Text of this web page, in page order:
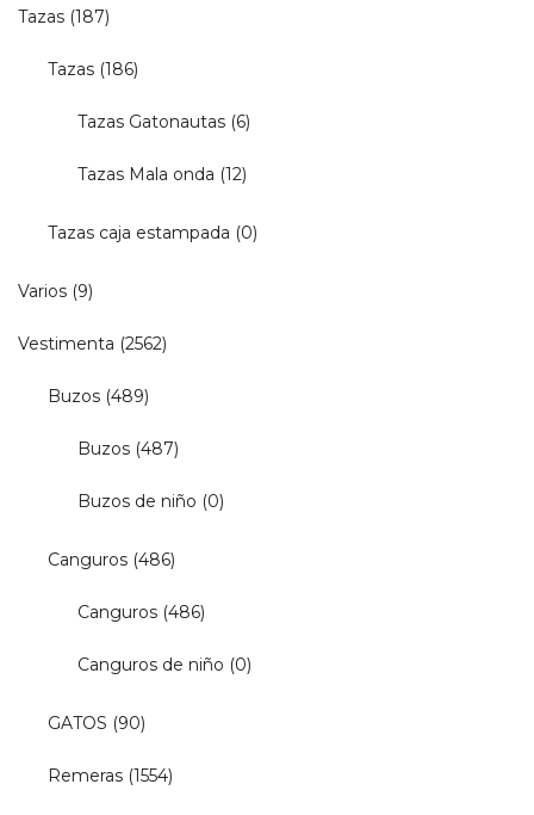
Tazas (187)
Tazas (186)
Tazas Gatonautas (6)
Tazas Mala onda (12)
Tazas caja estampada (0)
Varios (9)
Vestimenta (2562)
Buzos (489)
Buzos (487)
Buzos de niño (0)
Canguros (486)
Canguros (486)
Canguros de niño (0)
GATOS (90)
Remeras (1554)